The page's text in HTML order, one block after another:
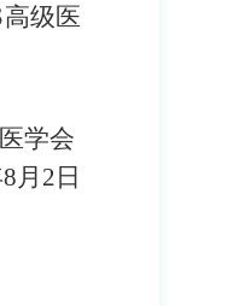
级医
学会
月2日